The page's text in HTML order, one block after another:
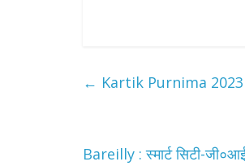
← Kartik Purnima 2023 :
Bareilly : स्मार्ट सिटी-